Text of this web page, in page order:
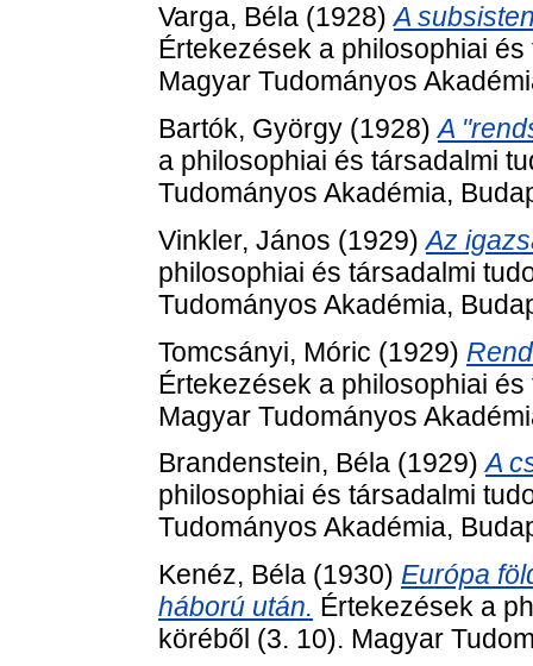
Varga, Béla (1928)A
Értekezések a philosophiai
Magyar Tudományos
Bartók, György (1928)A
a philosophiai és társadalmi
Tudományos Akadémia,
Vinkler, János (1929)Az
philosophiai és társadalmi
Tudományos Akadémia,
Tomcsányi, Móric (1929)
Értekezések a philosophiai
Magyar Tudományos
Brandenstein, Béla (1929)A
philosophiai és társadalmi
Tudományos Akadémia,
Kenéz, Béla (1930) Európa
háború után. Értekezések a
köréből (3. 10). Magyar